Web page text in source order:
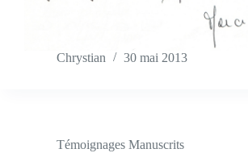
Chrystian 30 mai 2013
Témoignages Manuscrits